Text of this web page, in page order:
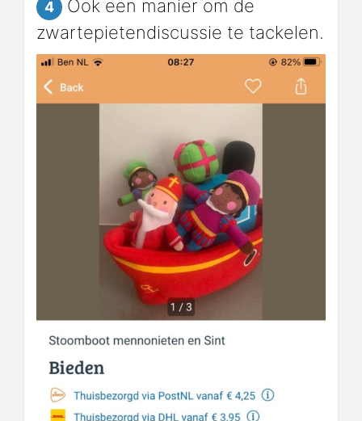
4
Ook een manier om de
zwartepietendiscussie te tackelen.